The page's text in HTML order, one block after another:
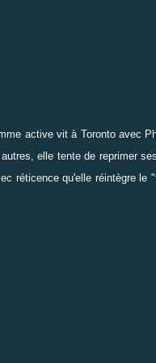
active vit à Toronto avec
elle tente de reprimer
réticence qu'elle réintègre le